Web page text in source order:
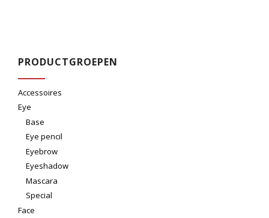
PRODUCTGROEPEN
Accessoires
Eye
Base
Eye pencil
Eyebrow
Eyeshadow
Mascara
Special
Face